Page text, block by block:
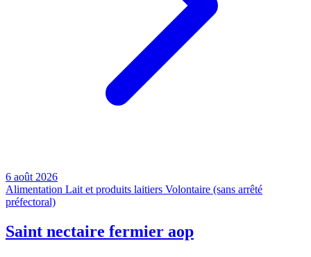
6 août 2026
Alimentation Lait et produits laitiers Volontaire (sans arrêté
préfectoral)
Saint nectaire fermier aop